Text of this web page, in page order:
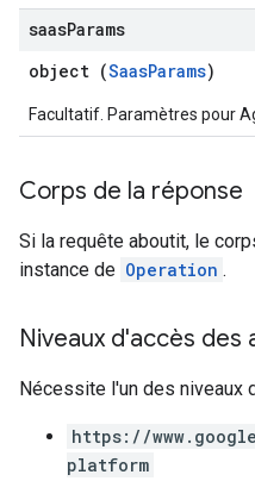
saasParams
object (SaasParams)
Facultatif. Paramètres pour
Corps de la réponse
Si la requête aboutit, le
instance de Operation .
Niveaux d'accès des
Nécessite l'un des niveaux
https://
platform